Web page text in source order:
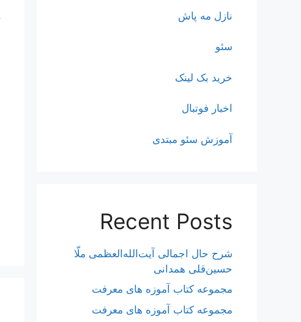
نازل مه پاش
سئو
خرید بک لینک
اخبار فوتبال
آموزش سئو مبتدی
Recent Posts
شرح حال اجمالی آیت‌الله‌العظمی ملّا
حسین‌قلی همدانی
مجموعه کتاب آموزه های معرفت
مجموعه کتاب آموزه های معرفت